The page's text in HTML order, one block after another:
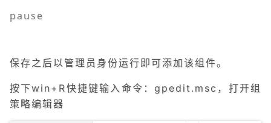
pause
保存之后以管理员身份运行即可添加该组件。
按下win+R快捷键输入命令：gpedit.msc，打开组
策略编辑器